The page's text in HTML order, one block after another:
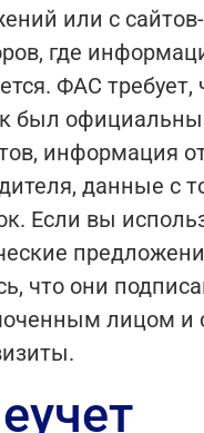
или с сайтов-
где
ФАС требует,
был
информация
данные с
Если вы
что они
лицом и